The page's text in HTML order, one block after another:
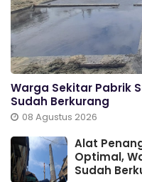
Warga Sekitar Pabrik
Sudah Berkurang
08 Agustus 2026
Alat
Optimal,
Sudah